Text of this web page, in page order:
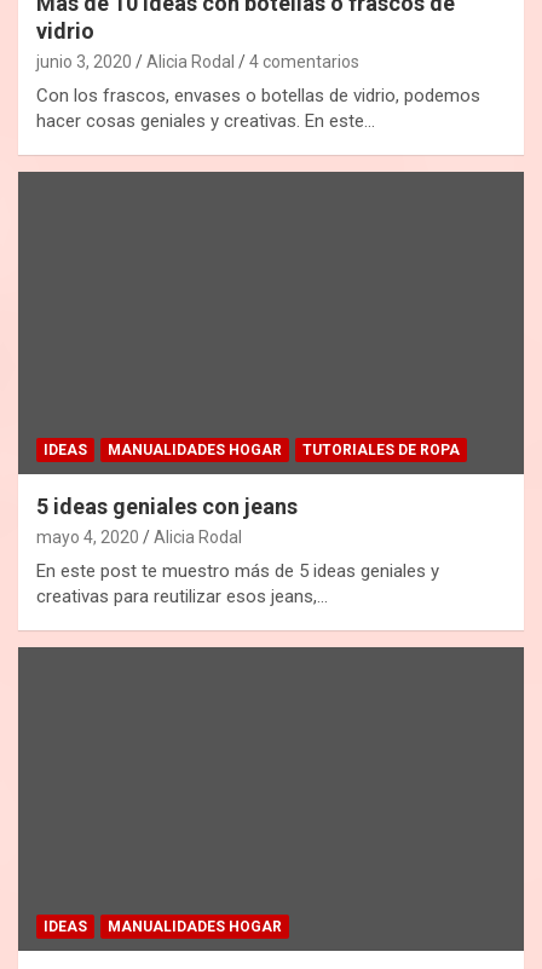
vidrio
junio 3, 2020 Alicia Rodal 4 comentarios
Con los frascos, envases o botellas de vidrio, podemos
hacer cosas geniales y creativas. En este…
IDEAS MANUALIDADES HOGAR TUTORIALES DE ROPA
5 ideas geniales con jeans
mayo 4, 2020 Alicia Rodal
En este post te muestro más de 5 ideas geniales y
creativas para reutilizar esos jeans,…
IDEAS MANUALIDADES HOGAR